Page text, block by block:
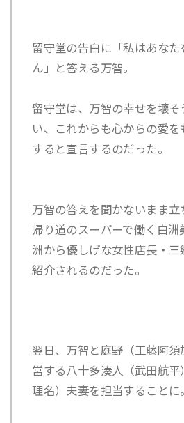
留守堂の告白に「私はあなた
ん」と答える万智。
留守堂は、 万智の幸せを壊そ
い、これからも心からの愛を
すると宣言するのだった。
万智の答えを聞かないまま立
帰り道のスーパーで働く白洲
洲から優しげな女性店長・ 三
紹介されるのだった。
翌日、万智と 庭野（工藤阿須
営する 八十多湊人（武田航平
理名） 夫妻を担当することに